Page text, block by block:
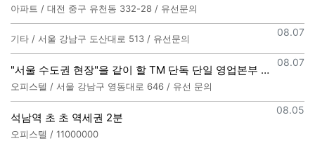
아파트 / 대전 중구 유천동 332-28 / 유선문의
등록일
08.07
기타 / 서울 강남구 도산대로 513 / 유선문의
등록일
08.07
"서울 수도권 현장"을 같이 할 TM 단독 단일 영업본부 팀 선착순 모집
오피스텔 / 서울 강남구 영동대로 646 / 유선 문의
등록일
08.05
석남역 초 초 역세권 2분
오피스텔 / 11000000